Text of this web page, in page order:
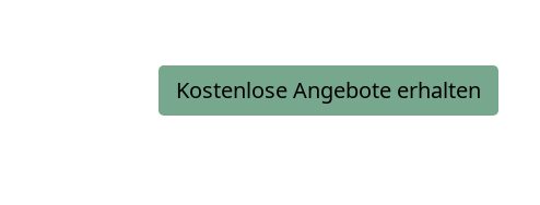
Kostenlose Angebote erhalten